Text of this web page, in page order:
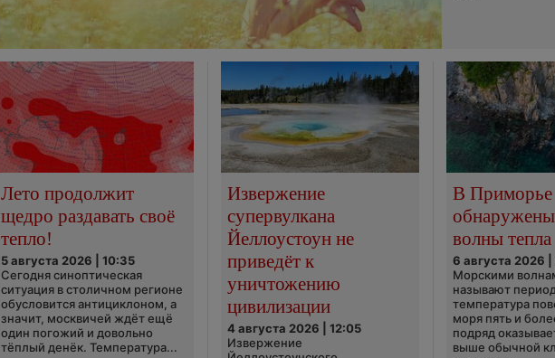
Лето продолжит
щедро раздавать своё
тепло!
5 августа 2026 | 10:35
Сегодня синоптическая
ситуация в столичном регионе
обусловится антициклоном, а
значит, москвичей ждёт ещё
один погожий и довольно
тёплый денёк. Температура...
Извержение
супервулкана
Йеллоустоун не
приведёт к
уничтожению
цивилизации
4 августа 2026 | 12:05
Извержение
В Приморье
волны тепла
6 августа 2026 |
Морскими
называют
температура
моря пять и
подряд
выше обычной